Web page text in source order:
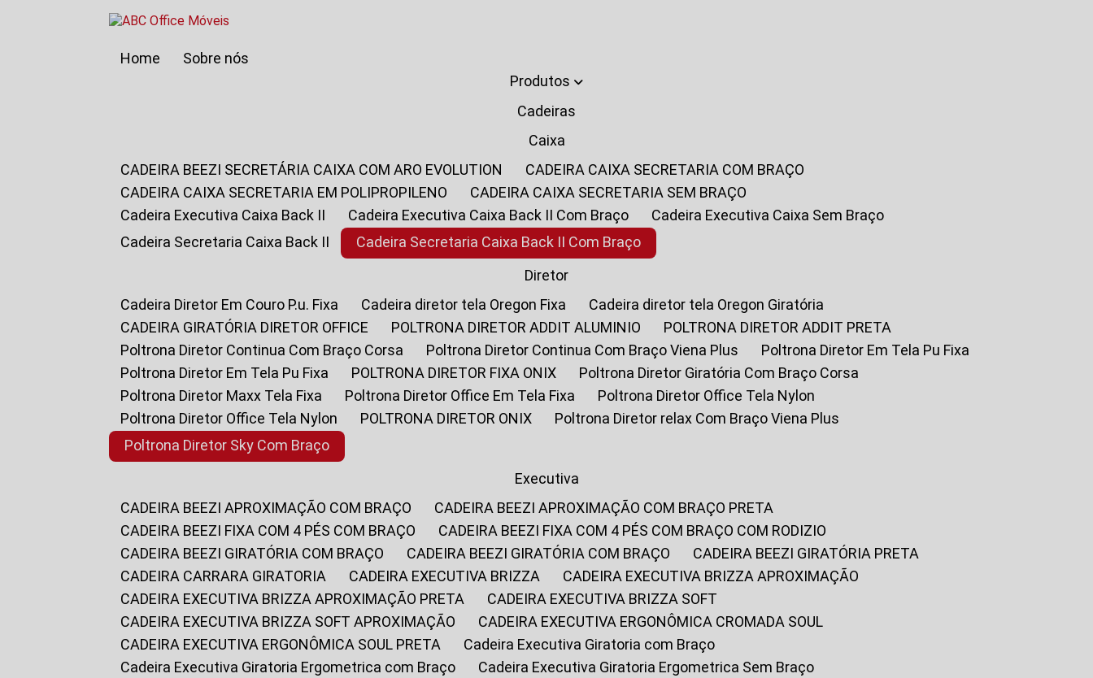
Home
Sobre nós
Produtos
Cadeiras
Caixa
CADEIRA BEEZI SECRETÁRIA CAIXA COM ARO EVOLUTION
CADEIRA CAIXA SECRETARIA COM BRAÇO
CADEIRA CAIXA SECRETARIA EM POLIPROPILENO
CADEIRA CAIXA SECRETARIA SEM BRAÇO
Cadeira Executiva Caixa Back II
Cadeira Executiva Caixa Back II Com Braço
Cadeira Executiva Caixa Sem Braço
Cadeira Secretaria Caixa Back II
Cadeira Secretaria Caixa Back II Com Braço
Diretor
Cadeira Diretor Em Couro P.u. Fixa
Cadeira diretor tela Oregon Fixa
Cadeira diretor tela Oregon Giratória
CADEIRA GIRATÓRIA DIRETOR OFFICE
POLTRONA DIRETOR ADDIT ALUMINIO
POLTRONA DIRETOR ADDIT PRETA
Poltrona Diretor Continua Com Braço Corsa
Poltrona Diretor Continua Com Braço Viena Plus
Poltrona Diretor Em Tela Pu Fixa
Poltrona Diretor Em Tela Pu Fixa
POLTRONA DIRETOR FIXA ONIX
Poltrona Diretor Giratória Com Braço Corsa
Poltrona Diretor Maxx Tela Fixa
Poltrona Diretor Office Em Tela Fixa
Poltrona Diretor Office Tela Nylon
Poltrona Diretor Office Tela Nylon
POLTRONA DIRETOR ONIX
Poltrona Diretor relax Com Braço Viena Plus
Poltrona Diretor Sky Com Braço
Executiva
CADEIRA BEEZI APROXIMAÇÃO COM BRAÇO
CADEIRA BEEZI APROXIMAÇÃO COM BRAÇO PRETA
CADEIRA BEEZI FIXA COM 4 PÉS COM BRAÇO
CADEIRA BEEZI FIXA COM 4 PÉS COM BRAÇO COM RODIZIO
CADEIRA BEEZI GIRATÓRIA COM BRAÇO
CADEIRA BEEZI GIRATÓRIA COM BRAÇO
CADEIRA BEEZI GIRATÓRIA PRETA
CADEIRA CARRARA GIRATORIA
CADEIRA EXECUTIVA BRIZZA
CADEIRA EXECUTIVA BRIZZA APROXIMAÇÃO
CADEIRA EXECUTIVA BRIZZA APROXIMAÇÃO PRETA
CADEIRA EXECUTIVA BRIZZA SOFT
CADEIRA EXECUTIVA BRIZZA SOFT APROXIMAÇÃO
CADEIRA EXECUTIVA ERGONÔMICA CROMADA SOUL
CADEIRA EXECUTIVA ERGONÔMICA SOUL PRETA
Cadeira Executiva Giratoria com Braço
Cadeira Executiva Giratoria Ergometrica com Braço
Cadeira Executiva Giratoria Ergometrica Sem Braço